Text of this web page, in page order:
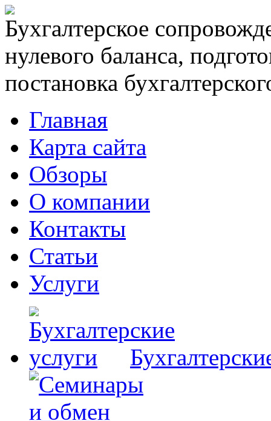
Бухгалтерское
нулевого баланса,
постановка
Главная
Карта сайта
Обзоры
О компании
Контакты
Статьи
Услуги